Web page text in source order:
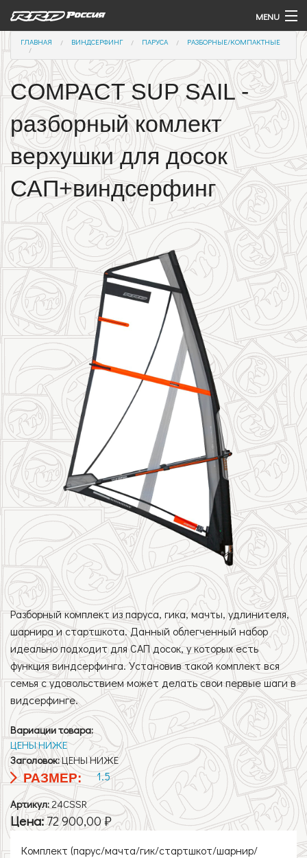
Перейти к основному содержанию
MENU
Виндсерфинг
Крылья и Доски (Вингфойлинг)
Подводное крыло (Гидрофойл)
Доска с веслом (САП)
Контакты
Команда
Купить
ВЫ ЗДЕСЬ
ГЛАВНАЯ ВИНДСЕРФИНГ ПАРУСА РАЗБОРНЫЕ/КОМПАКТНЫЕ
COMPACT SUP SAIL -
разборный комлект
верхушки для досок
САП+виндсерфинг
Разборный комплект из паруса, гика, мачты, удлинителя,
шарнира и стартшкота. Данный облегченный набор
идеально подходит для САП досок, у которых есть
функция виндсерфинга. Установив такой комплект вся
семья с удовольствием может делать свои первые шаги в
видсерфинге.
Вариации товара:
ЦЕНЫ НИЖЕ
Заголовок:ЦЕНЫ НИЖЕ
РАЗМЕР: 1.5
Артикул:24CSSR
Цена:72 900,00 ₽
Комплект (парус/мачта/гик/стартшкот/шарнир/